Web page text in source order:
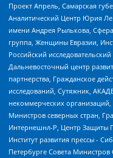
Проект Апрель, Самарская
Аналитический Центр Юрия
имени Андрея Рылькова,
группа, Женщины Евразии,
Российский
Дальневосточный центр
партнерства, Гражданское
исследований, Сутяжник,
некоммерческих
Министров северных стран,
Интернешнл-Р, Центр Защиты
Институт развития прессы -
Петербурге Совета